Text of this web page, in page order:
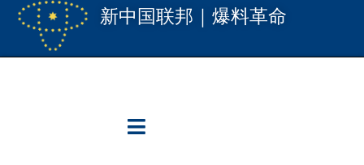
新中国联邦｜爆料革命